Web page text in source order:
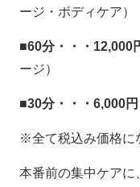
ージ・ボディケア）
■60分・・・12,000
ージ）
■30分・・・6,000円
※全て税込み価格に
本番前の集中ケアに